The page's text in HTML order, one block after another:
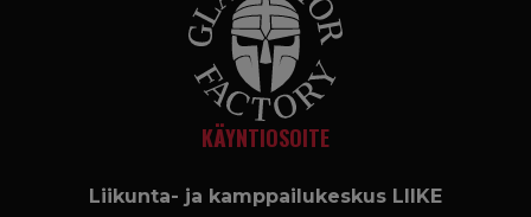
KÄYNTIOSOITE
Liikunta- ja kamppailukeskus LIIKE